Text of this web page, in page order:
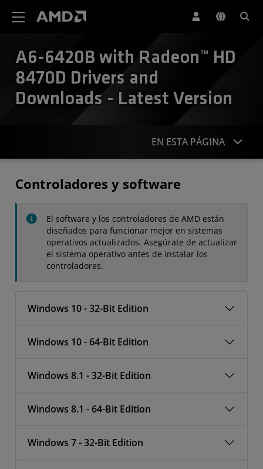
A6-6420B with Radeon™ HD
8470D Drivers and
Downloads - Latest Version
EN ESTA PÁGINA
Contacto
Controladores y software
El software y los controladores de AMD están
diseñados para funcionar mejor en sistemas
operativos actualizados. Asegúrate de actualizar
el sistema operativo antes de instalar los
controladores.
Windows 10 - 32-Bit Edition
Windows 10 - 64-Bit Edition
Windows 8.1 - 32-Bit Edition
Windows 8.1 - 64-Bit Edition
Windows 7 - 32-Bit Edition